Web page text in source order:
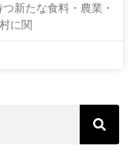
新たな食料・農業・
に関